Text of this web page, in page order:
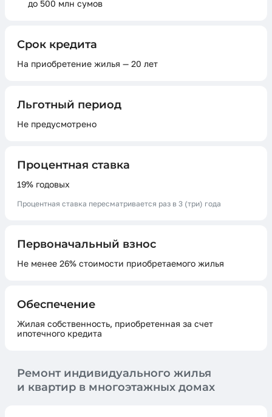
до 500 млн сумов
Срок кредита
На приобретение жилья — 20 лет
Льготный период
Не предусмотрено
Процентная ставка
19% годовых
Процентная ставка пересматривается раз в 3 (три) года
Первоначальный взнос
Не менее 26% стоимости приобретаемого жилья
Обеспечение
Жилая собственность, приобретенная за счет
ипотечного кредита
Ремонт индивидуального жилья
и квартир в многоэтажных домах